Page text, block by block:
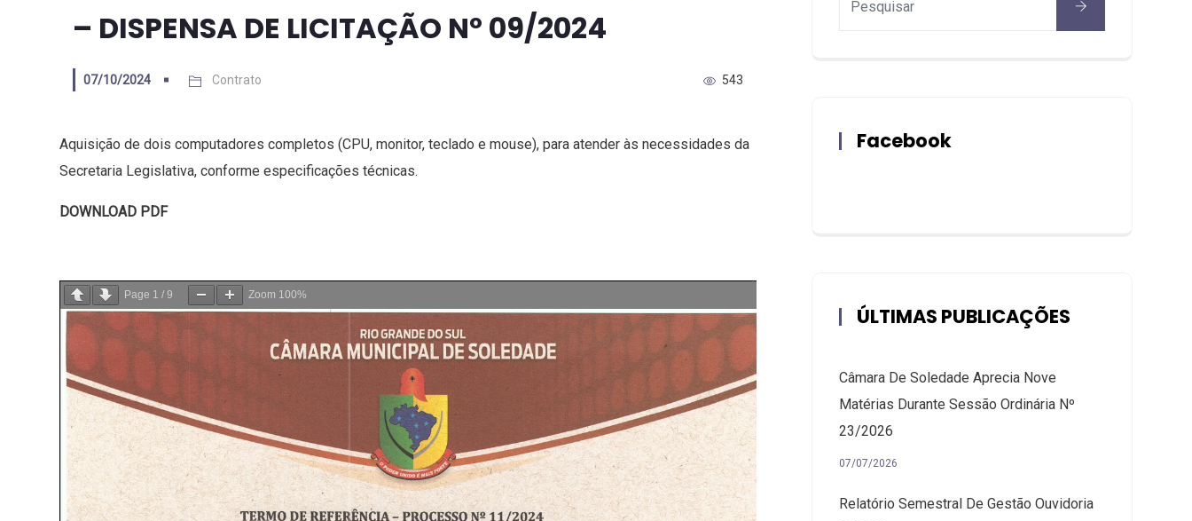
– DISPENSA DE LICITAÇÃO Nº 09/2024
07/10/2024 Contrato 543
Aquisição de dois computadores completos (CPU, monitor, teclado e mouse), para atender às necessidades da
Secretaria Legislativa, conforme especificações técnicas.
DOWNLOAD PDF
Page 1 / 9 Zoom 100%
Facebook
ÚLTIMAS PUBLICAÇÕES
Câmara De Soledade Aprecia Nove
Matérias Durante Sessão Ordinária Nº
23/2026
07/07/2026
Relatório Semestral De Gestão Ouvidoria